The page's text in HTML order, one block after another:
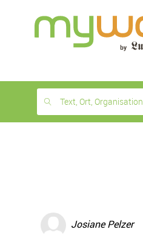
month
free
Text, Ort, Organisation
Josiane Pelzer